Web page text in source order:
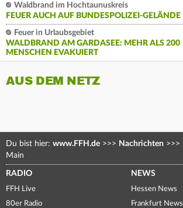
Waldbrand im Hochtaunuskreis
FEUER AUCH AUF BUNDESPOLIZEI-GELÄNDE
Feuer in Urlaubsgebiet
WALDBRAND AM GARDASEE: MEHR ALS 200
MENSCHEN EVAKUIERT
AUS DEM NETZ
Du bist hier: www.FFH.de >>> Nachrichten >>>
Main
RADIO
FFH Live
80er Radio
NEWS
Hessen News
Frankfurt News